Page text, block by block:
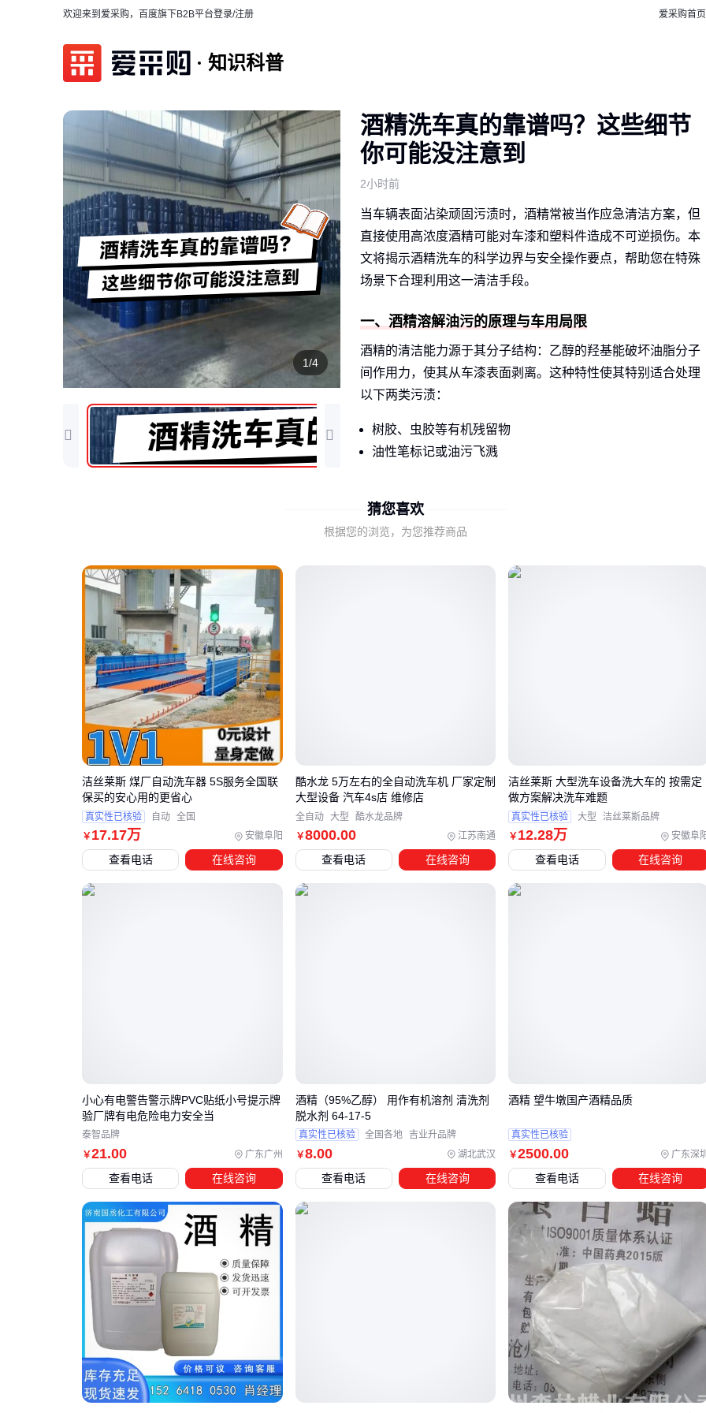
欢迎来到爱采购，百度旗下B2B平台登录/注册 爱采购首页
知识科普
1/4
酒精洗车真的靠谱吗？这些细节
你可能没注意到
2小时前
当车辆表面沾染顽固污渍时，酒精常被当作应急清洁方案，但
直接使用高浓度酒精可能对车漆和塑料件造成不可逆损伤。本
文将揭示酒精洗车的科学边界与安全操作要点，帮助您在特殊
场景下合理利用这一清洁手段。
一、酒精溶解油污的原理与车用局限
酒精的清洁能力源于其分子结构：乙醇的羟基能破坏油脂分子
间作用力，使其从车漆表面剥离。这种特性使其特别适合处理
以下两类污渍：
树胶、虫胶等有机残留物
油性笔标记或油污飞溅
95%以上高纯度酒精：去脂能力过强，可能带走漆面必要油
脂，仅建议处理局部顽固污渍
工业酒精含有的甲醇等添加剂需特别注意：
对内饰塑料的腐蚀性显著增强
场景和清洁效果上存在明显差异：
酒精湿巾更适合大面积擦拭，如车门把手、方向盘等频繁接
触部位，其无纺布材质能承载更多液体，清洁效率更高
酒精棉片则针对精密部件清洁设计，如仪表盘按键、后视镜
调节钮等小面积区域，其纤薄质地能精准控制酒精用量
选择时需注意酒精浓度——75%左右的医用级浓度既能有效溶
解油脂，又不会过快挥发。部分工业用高浓度酒精虽然去污力
强，但可能加速橡胶、塑料部件的老化。
对于需要频繁消毒的运营车辆，独立包装的酒精湿巾能避免交
叉污染；而家用场景下，大包装湿巾或可重复使用的喷雾工具
无论选择哪种形式，都应避开阳光直射的漆面区域，并在使用
后立即用清水擦拭残留，这样才能在保证清洁效果的同时降低
猜您喜欢
根据您的浏览，为您推荐商品
￥ 17.17万 安徽阜阳
洁丝莱斯 煤厂自动洗车器 5S服务全国联
保买的安心用的更省心
真实性已核验 自动 全国
查看电话 在线咨询
￥8000.00 江苏南通
酷水龙 5万左右的全自动洗车机 厂家定制
大型设备 汽车4s店 维修店
全自动 大型 酷水龙品牌
查看电话 在线咨询
￥ 12.28万 安徽阜
洁丝莱斯 大型洗车设备洗大车的 按需定
做方案解决洗车难题
真实性已核验 大型 洁丝莱斯品牌
查看电话 在线咨询
￥21.00 广东广州
小心有电警告警示牌PVC贴纸小号提示牌
验厂牌有电危险电力安全当
泰智品牌
查看电话 在线咨询
￥8.00 湖北武汉
酒精（95%乙醇） 用作有机溶剂 清洗剂
脱水剂 64-17-5
真实性已核验 全国各地 吉业升品牌
查看电话 在线咨询
￥2500.00 广东深圳
酒精 望牛墩国产酒精品质
真实性已核验
查看电话 在线咨询